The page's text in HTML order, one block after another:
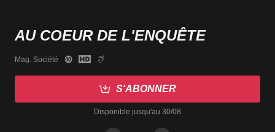
AU COEUR DE L'ENQUÊTE
Mag. Société
S'ABONNER
Disponible jusqu'au 30/08